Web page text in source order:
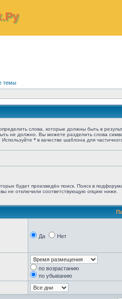
темы
определить слова, которые должны быть в
не должно. Вы можете разделить слова
Используйте * в качестве шаблона для
будет произведён поиск. Поиск в
не отключили соответствующую опцию ниже.
Да Нет
по возрастанию
по убыванию